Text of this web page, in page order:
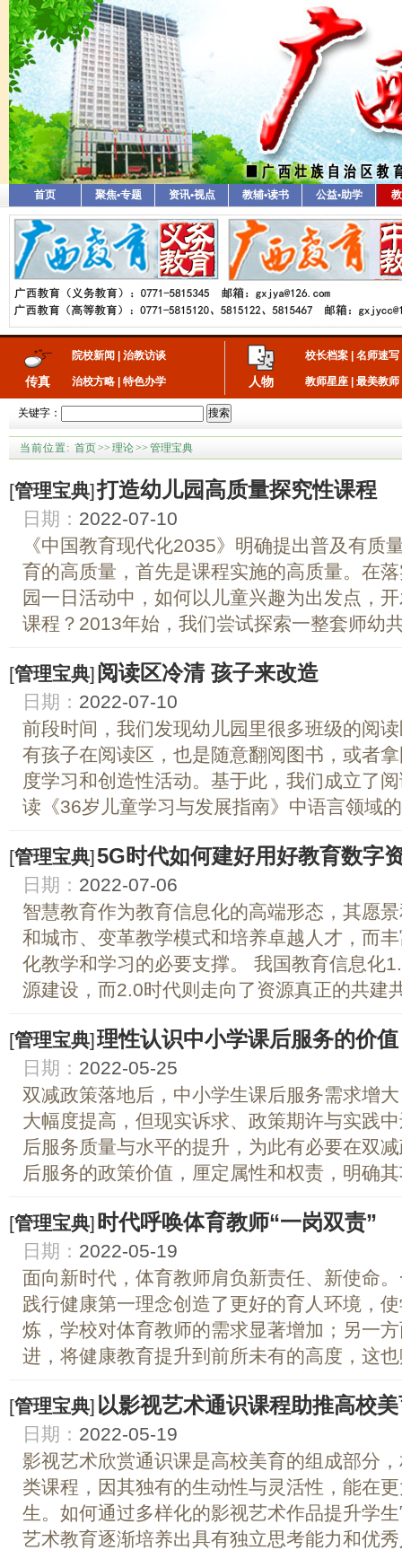
首页 聚焦•专题 资讯•视点 教辅•读书 公益•助学
传真
院校新闻 治教访谈
治校方略 特色办学 人物
校长档案 名师速写
教师星座 最美教师
关键字： 搜索
当前位置: 首页>> 理论>> 管理宝典
[管理宝典]打造幼儿园高质量探究性课程
日期： 2022-07-10
《中国教育现代化2035》明确提出普及有质
育的高质量，首先是课程实施的高质量。在
园一日活动中，如何以儿童兴趣为出发点，
课程？2013年始，我们尝试探索一整套师幼
[管理宝典]阅读区冷清 孩子来改造
日期： 2022-07-10
前段时间，我们发现幼儿园里很多班级的阅
有孩子在阅读区，也是随意翻阅图书，或者
度学习和创造性活动。基于此，我们成立了
读《36岁儿童学习与发展指南》中语言领域
[管理宝典]5G时代如何建好用好教育数字
日期： 2022-07-06
智慧教育作为教育信息化的高端形态，其愿
和城市、变革教学模式和培养卓越人才，而
化教学和学习的必要支撑。 我国教育信息化
源建设，而2.0时代则走向了资源真正的共建
[管理宝典]理性认识中小学课后服务的价值
日期： 2022-05-25
双减政策落地后，中小学生课后服务需求增
大幅度提高，但现实诉求、政策期许与实践
后服务质量与水平的提升，为此有必要在双
后服务的政策价值，厘定属性和权责，明确
[管理宝典] 时代呼唤体育教师“一岗双责”
日期： 2022-05-19
面向新时代，体育教师肩负新责任、新使命
践行健康第一理念创造了更好的育人环境，
炼，学校对体育教师的需求显著增加；另一
进，将健康教育提升到前所未有的高度，这
[管理宝典] 以影视艺术通识课程助推高校
日期： 2022-05-19
影视艺术欣赏通识课是高校美育的组成部分
类课程，因其独有的生动性与灵活性，能在
生。如何通过多样化的影视艺术作品提升学
艺术教育逐渐培养出具有独立思考能力和优